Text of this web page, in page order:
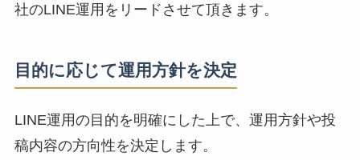
社のLINE運用をリードさせて頂きます。
目的に応じて運用方針を決定
LINE運用の目的を明確にした上で、運用方針や投
稿内容の方向性を決定します。